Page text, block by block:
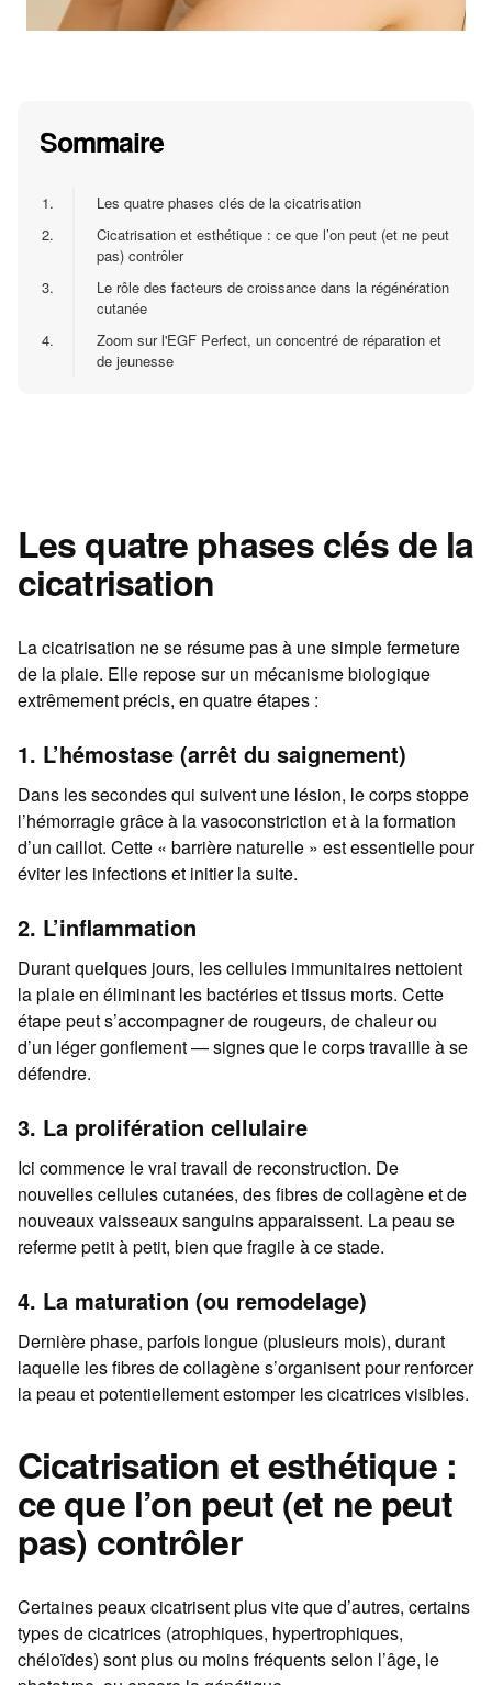
Sommaire
1.
Les quatre phases clés de la cicatrisation
2.
Cicatrisation et esthétique : ce que l’on peut (et ne peut
pas) contrôler
3.
Le rôle des facteurs de croissance dans la régénération
cutanée
4.
Zoom sur l'EGF Perfect, un concentré de réparation et
de jeunesse
Les quatre phases clés de la
cicatrisation
La cicatrisation ne se résume pas à une simple fermeture
de la plaie. Elle repose sur un mécanisme biologique
extrêmement précis, en quatre étapes :
1. L’hémostase (arrêt du saignement)
Dans les secondes qui suivent une lésion, le corps stoppe
l’hémorragie grâce à la vasoconstriction et à la formation
d’un caillot. Cette « barrière naturelle » est essentielle pour
éviter les infections et initier la suite.
2. L’inflammation
Durant quelques jours, les cellules immunitaires nettoient
la plaie en éliminant les bactéries et tissus morts. Cette
étape peut s’accompagner de rougeurs, de chaleur ou
d’un léger gonflement — signes que le corps travaille à se
défendre.
3. La prolifération cellulaire
Ici commence le vrai travail de reconstruction. De
nouvelles cellules cutanées, des fibres de collagène et de
nouveaux vaisseaux sanguins apparaissent. La peau se
referme petit à petit, bien que fragile à ce stade.
4. La maturation (ou remodelage)
Dernière phase, parfois longue (plusieurs mois), durant
laquelle les fibres de collagène s’organisent pour renforcer
la peau et potentiellement estomper les cicatrices visibles.
Cicatrisation et esthétique :
ce que l’on peut (et ne peut
pas) contrôler
Certaines peaux cicatrisent plus vite que d’autres, certains
types de cicatrices (atrophiques, hypertrophiques,
chéloïdes) sont plus ou moins fréquents selon l’âge, le